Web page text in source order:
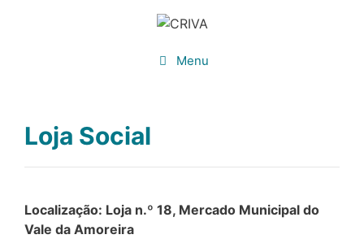
Menu
Loja Social
Localização: Loja n.º 18, Mercado Municipal do
Vale da Amoreira